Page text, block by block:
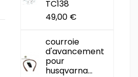
TC138
49,00 €
courroie
d'avancement
pour
husqvarna...